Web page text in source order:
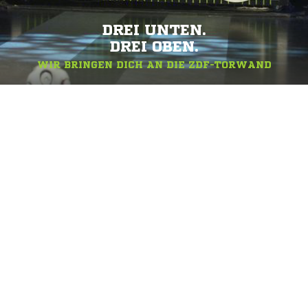
DREI UNTEN.
DREI OBEN.
WIR BRINGEN DICH AN DIE ZDF-TORWAND